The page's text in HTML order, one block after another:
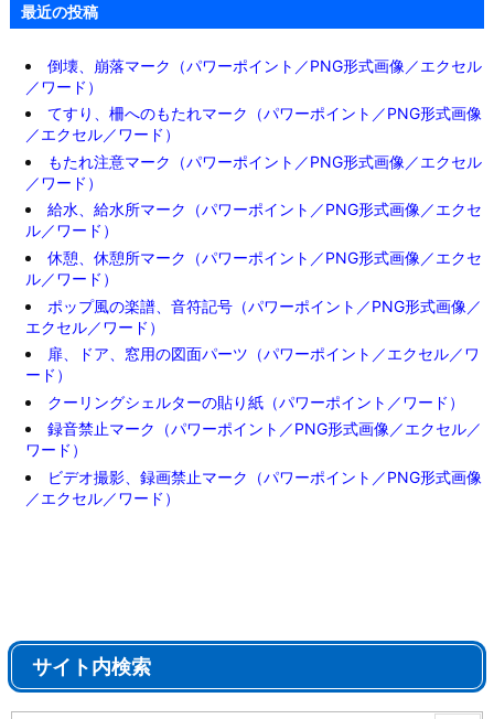
最近の投稿
倒壊、崩落マーク（パワーポイント／PNG形式画像／エクセル
／ワード）
てすり、柵へのもたれマーク（パワーポイント／PNG形式画像
／エクセル／ワード）
もたれ注意マーク（パワーポイント／PNG形式画像／エクセル
／ワード）
給水、給水所マーク（パワーポイント／PNG形式画像／エクセ
ル／ワード）
休憩、休憩所マーク（パワーポイント／PNG形式画像／エクセ
ル／ワード）
ポップ風の楽譜、音符記号（パワーポイント／PNG形式画像／
エクセル／ワード）
扉、ドア、窓用の図面パーツ（パワーポイント／エクセル／ワ
ード）
クーリングシェルターの貼り紙（パワーポイント／ワード）
録音禁止マーク（パワーポイント／PNG形式画像／エクセル／
ワード）
ビデオ撮影、録画禁止マーク（パワーポイント／PNG形式画像
／エクセル／ワード）
サイト内検索